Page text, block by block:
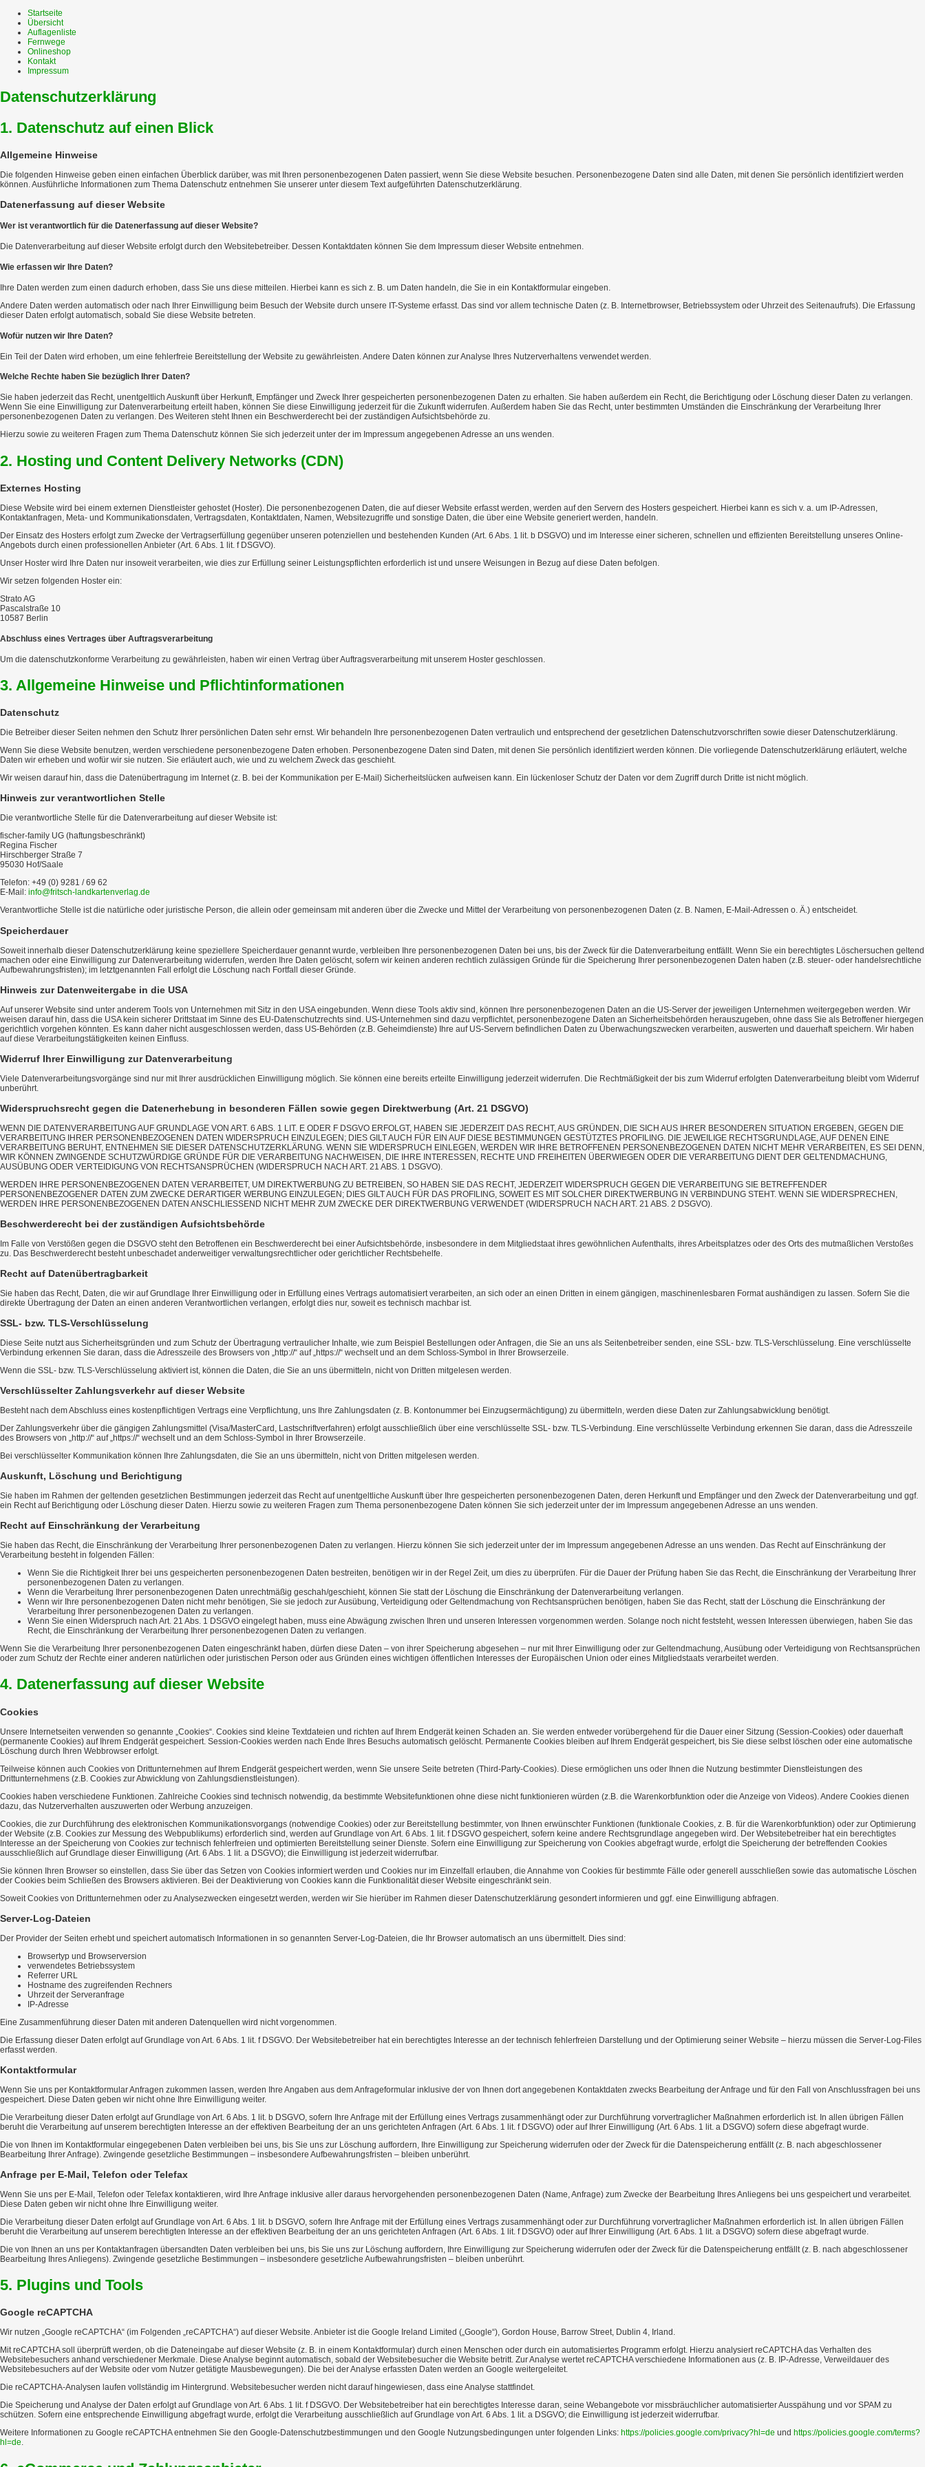
Startseite
Übersicht
Auflagenliste
Fernwege
Onlineshop
Kontakt
Impressum
Datenschutzerklärung
1. Datenschutz auf einen Blick
Allgemeine Hinweise
Die folgenden Hinweise geben einen einfachen Überblick darüber, was mit Ihren personenbezogenen Daten passiert, wenn Sie diese Website besuchen. Personenbezogene Daten sind alle Daten, mit denen Sie persönlich identifiziert werden
können. Ausführliche Informationen zum Thema Datenschutz entnehmen Sie unserer unter diesem Text aufgeführten Datenschutzerklärung.
Datenerfassung auf dieser Website
Wer ist verantwortlich für die Datenerfassung auf dieser Website?
Die Datenverarbeitung auf dieser Website erfolgt durch den Websitebetreiber. Dessen Kontaktdaten können Sie dem Impressum dieser Website entnehmen.
Wie erfassen wir Ihre Daten?
Ihre Daten werden zum einen dadurch erhoben, dass Sie uns diese mitteilen. Hierbei kann es sich z. B. um Daten handeln, die Sie in ein Kontaktformular eingeben.
Andere Daten werden automatisch oder nach Ihrer Einwilligung beim Besuch der Website durch unsere IT-Systeme erfasst. Das sind vor allem technische Daten (z. B. Internetbrowser, Betriebssystem oder Uhrzeit des Seitenaufrufs). Die Erfassung
dieser Daten erfolgt automatisch, sobald Sie diese Website betreten.
Wofür nutzen wir Ihre Daten?
Ein Teil der Daten wird erhoben, um eine fehlerfreie Bereitstellung der Website zu gewährleisten. Andere Daten können zur Analyse Ihres Nutzerverhaltens verwendet werden.
Welche Rechte haben Sie bezüglich Ihrer Daten?
Sie haben jederzeit das Recht, unentgeltlich Auskunft über Herkunft, Empfänger und Zweck Ihrer gespeicherten personenbezogenen Daten zu erhalten. Sie haben außerdem ein Recht, die Berichtigung oder Löschung dieser Daten zu verlangen.
Wenn Sie eine Einwilligung zur Datenverarbeitung erteilt haben, können Sie diese Einwilligung jederzeit für die Zukunft widerrufen. Außerdem haben Sie das Recht, unter bestimmten Umständen die Einschränkung der Verarbeitung Ihrer
personenbezogenen Daten zu verlangen. Des Weiteren steht Ihnen ein Beschwerderecht bei der zuständigen Aufsichtsbehörde zu.
Hierzu sowie zu weiteren Fragen zum Thema Datenschutz können Sie sich jederzeit unter der im Impressum angegebenen Adresse an uns wenden.
2. Hosting und Content Delivery Networks (CDN)
Externes Hosting
Diese Website wird bei einem externen Dienstleister gehostet (Hoster). Die personenbezogenen Daten, die auf dieser Website erfasst werden, werden auf den Servern des Hosters gespeichert. Hierbei kann es sich v. a. um IP-Adressen,
Kontaktanfragen, Meta- und Kommunikationsdaten, Vertragsdaten, Kontaktdaten, Namen, Websitezugriffe und sonstige Daten, die über eine Website generiert werden, handeln.
Der Einsatz des Hosters erfolgt zum Zwecke der Vertragserfüllung gegenüber unseren potenziellen und bestehenden Kunden (Art. 6 Abs. 1 lit. b DSGVO) und im Interesse einer sicheren, schnellen und effizienten Bereitstellung unseres Online-
Angebots durch einen professionellen Anbieter (Art. 6 Abs. 1 lit. f DSGVO).
Unser Hoster wird Ihre Daten nur insoweit verarbeiten, wie dies zur Erfüllung seiner Leistungspflichten erforderlich ist und unsere Weisungen in Bezug auf diese Daten befolgen.
Wir setzen folgenden Hoster ein:
Strato AG
Pascalstraße 10
10587 Berlin
Abschluss eines Vertrages über Auftragsverarbeitung
Um die datenschutzkonforme Verarbeitung zu gewährleisten, haben wir einen Vertrag über Auftragsverarbeitung mit unserem Hoster geschlossen.
3. Allgemeine Hinweise und Pflicht­informationen
Datenschutz
Die Betreiber dieser Seiten nehmen den Schutz Ihrer persönlichen Daten sehr ernst. Wir behandeln Ihre personenbezogenen Daten vertraulich und entsprechend der gesetzlichen Datenschutzvorschriften sowie dieser Datenschutzerklärung.
Wenn Sie diese Website benutzen, werden verschiedene personenbezogene Daten erhoben. Personenbezogene Daten sind Daten, mit denen Sie persönlich identifiziert werden können. Die vorliegende Datenschutzerklärung erläutert, welche
Daten wir erheben und wofür wir sie nutzen. Sie erläutert auch, wie und zu welchem Zweck das geschieht.
Wir weisen darauf hin, dass die Datenübertragung im Internet (z. B. bei der Kommunikation per E-Mail) Sicherheitslücken aufweisen kann. Ein lückenloser Schutz der Daten vor dem Zugriff durch Dritte ist nicht möglich.
Hinweis zur verantwortlichen Stelle
Die verantwortliche Stelle für die Datenverarbeitung auf dieser Website ist:
fischer-family UG (haftungsbeschränkt)
Regina Fischer
Hirschberger Straße 7
95030 Hof/Saale
Telefon: +49 (0) 9281 / 69 62
E-Mail: info@fritsch-landkartenverlag.de
Verantwortliche Stelle ist die natürliche oder juristische Person, die allein oder gemeinsam mit anderen über die Zwecke und Mittel der Verarbeitung von personenbezogenen Daten (z. B. Namen, E-Mail-Adressen o. Ä.) entscheidet.
Speicherdauer
Soweit innerhalb dieser Datenschutzerklärung keine speziellere Speicherdauer genannt wurde, verbleiben Ihre personenbezogenen Daten bei uns, bis der Zweck für die Datenverarbeitung entfällt. Wenn Sie ein berechtigtes Löschersuchen geltend
machen oder eine Einwilligung zur Datenverarbeitung widerrufen, werden Ihre Daten gelöscht, sofern wir keinen anderen rechtlich zulässigen Gründe für die Speicherung Ihrer personenbezogenen Daten haben (z.B. steuer- oder handelsrechtliche
Aufbewahrungsfristen); im letztgenannten Fall erfolgt die Löschung nach Fortfall dieser Gründe.
Hinweis zur Datenweitergabe in die USA
Auf unserer Website sind unter anderem Tools von Unternehmen mit Sitz in den USA eingebunden. Wenn diese Tools aktiv sind, können Ihre personenbezogenen Daten an die US-Server der jeweiligen Unternehmen weitergegeben werden. Wir
weisen darauf hin, dass die USA kein sicherer Drittstaat im Sinne des EU-Datenschutzrechts sind. US-Unternehmen sind dazu verpflichtet, personenbezogene Daten an Sicherheitsbehörden herauszugeben, ohne dass Sie als Betroffener hiergegen
gerichtlich vorgehen könnten. Es kann daher nicht ausgeschlossen werden, dass US-Behörden (z.B. Geheimdienste) Ihre auf US-Servern befindlichen Daten zu Überwachungszwecken verarbeiten, auswerten und dauerhaft speichern. Wir haben
auf diese Verarbeitungstätigkeiten keinen Einfluss.
Widerruf Ihrer Einwilligung zur Datenverarbeitung
Viele Datenverarbeitungsvorgänge sind nur mit Ihrer ausdrücklichen Einwilligung möglich. Sie können eine bereits erteilte Einwilligung jederzeit widerrufen. Die Rechtmäßigkeit der bis zum Widerruf erfolgten Datenverarbeitung bleibt vom Widerruf
unberührt.
Widerspruchsrecht gegen die Datenerhebung in besonderen Fällen sowie gegen Direktwerbung (Art. 21 DSGVO)
WENN DIE DATENVERARBEITUNG AUF GRUNDLAGE VON ART. 6 ABS. 1 LIT. E ODER F DSGVO ERFOLGT, HABEN SIE JEDERZEIT DAS RECHT, AUS GRÜNDEN, DIE SICH AUS IHRER BESONDEREN SITUATION ERGEBEN, GEGEN DIE
VERARBEITUNG IHRER PERSONENBEZOGENEN DATEN WIDERSPRUCH EINZULEGEN; DIES GILT AUCH FÜR EIN AUF DIESE BESTIMMUNGEN GESTÜTZTES PROFILING. DIE JEWEILIGE RECHTSGRUNDLAGE, AUF DENEN EINE
VERARBEITUNG BERUHT, ENTNEHMEN SIE DIESER DATENSCHUTZERKLÄRUNG. WENN SIE WIDERSPRUCH EINLEGEN, WERDEN WIR IHRE BETROFFENEN PERSONENBEZOGENEN DATEN NICHT MEHR VERARBEITEN, ES SEI DENN,
WIR KÖNNEN ZWINGENDE SCHUTZWÜRDIGE GRÜNDE FÜR DIE VERARBEITUNG NACHWEISEN, DIE IHRE INTERESSEN, RECHTE UND FREIHEITEN ÜBERWIEGEN ODER DIE VERARBEITUNG DIENT DER GELTENDMACHUNG,
AUSÜBUNG ODER VERTEIDIGUNG VON RECHTSANSPRÜCHEN (WIDERSPRUCH NACH ART. 21 ABS. 1 DSGVO).
WERDEN IHRE PERSONENBEZOGENEN DATEN VERARBEITET, UM DIREKTWERBUNG ZU BETREIBEN, SO HABEN SIE DAS RECHT, JEDERZEIT WIDERSPRUCH GEGEN DIE VERARBEITUNG SIE BETREFFENDER
PERSONENBEZOGENER DATEN ZUM ZWECKE DERARTIGER WERBUNG EINZULEGEN; DIES GILT AUCH FÜR DAS PROFILING, SOWEIT ES MIT SOLCHER DIREKTWERBUNG IN VERBINDUNG STEHT. WENN SIE WIDERSPRECHEN,
WERDEN IHRE PERSONENBEZOGENEN DATEN ANSCHLIESSEND NICHT MEHR ZUM ZWECKE DER DIREKTWERBUNG VERWENDET (WIDERSPRUCH NACH ART. 21 ABS. 2 DSGVO).
Beschwerde­recht bei der zuständigen Aufsichts­behörde
Im Falle von Verstößen gegen die DSGVO steht den Betroffenen ein Beschwerderecht bei einer Aufsichtsbehörde, insbesondere in dem Mitgliedstaat ihres gewöhnlichen Aufenthalts, ihres Arbeitsplatzes oder des Orts des mutmaßlichen Verstoßes
zu. Das Beschwerderecht besteht unbeschadet anderweitiger verwaltungsrechtlicher oder gerichtlicher Rechtsbehelfe.
Recht auf Daten­übertrag­barkeit
Sie haben das Recht, Daten, die wir auf Grundlage Ihrer Einwilligung oder in Erfüllung eines Vertrags automatisiert verarbeiten, an sich oder an einen Dritten in einem gängigen, maschinenlesbaren Format aushändigen zu lassen. Sofern Sie die
direkte Übertragung der Daten an einen anderen Verantwortlichen verlangen, erfolgt dies nur, soweit es technisch machbar ist.
SSL- bzw. TLS-Verschlüsselung
Diese Seite nutzt aus Sicherheitsgründen und zum Schutz der Übertragung vertraulicher Inhalte, wie zum Beispiel Bestellungen oder Anfragen, die Sie an uns als Seitenbetreiber senden, eine SSL- bzw. TLS-Verschlüsselung. Eine verschlüsselte
Verbindung erkennen Sie daran, dass die Adresszeile des Browsers von „http://“ auf „https://“ wechselt und an dem Schloss-Symbol in Ihrer Browserzeile.
Wenn die SSL- bzw. TLS-Verschlüsselung aktiviert ist, können die Daten, die Sie an uns übermitteln, nicht von Dritten mitgelesen werden.
Verschlüsselter Zahlungsverkehr auf dieser Website
Besteht nach dem Abschluss eines kostenpflichtigen Vertrags eine Verpflichtung, uns Ihre Zahlungsdaten (z. B. Kontonummer bei Einzugsermächtigung) zu übermitteln, werden diese Daten zur Zahlungsabwicklung benötigt.
Der Zahlungsverkehr über die gängigen Zahlungsmittel (Visa/MasterCard, Lastschriftverfahren) erfolgt ausschließlich über eine verschlüsselte SSL- bzw. TLS-Verbindung. Eine verschlüsselte Verbindung erkennen Sie daran, dass die Adresszeile
des Browsers von „http://“ auf „https://“ wechselt und an dem Schloss-Symbol in Ihrer Browserzeile.
Bei verschlüsselter Kommunikation können Ihre Zahlungsdaten, die Sie an uns übermitteln, nicht von Dritten mitgelesen werden.
Auskunft, Löschung und Berichtigung
Sie haben im Rahmen der geltenden gesetzlichen Bestimmungen jederzeit das Recht auf unentgeltliche Auskunft über Ihre gespeicherten personenbezogenen Daten, deren Herkunft und Empfänger und den Zweck der Datenverarbeitung und ggf.
ein Recht auf Berichtigung oder Löschung dieser Daten. Hierzu sowie zu weiteren Fragen zum Thema personenbezogene Daten können Sie sich jederzeit unter der im Impressum angegebenen Adresse an uns wenden.
Recht auf Einschränkung der Verarbeitung
Sie haben das Recht, die Einschränkung der Verarbeitung Ihrer personenbezogenen Daten zu verlangen. Hierzu können Sie sich jederzeit unter der im Impressum angegebenen Adresse an uns wenden. Das Recht auf Einschränkung der
Verarbeitung besteht in folgenden Fällen:
Wenn Sie die Richtigkeit Ihrer bei uns gespeicherten personenbezogenen Daten bestreiten, benötigen wir in der Regel Zeit, um dies zu überprüfen. Für die Dauer der Prüfung haben Sie das Recht, die Einschränkung der Verarbeitung Ihrer
personenbezogenen Daten zu verlangen.
Wenn die Verarbeitung Ihrer personenbezogenen Daten unrechtmäßig geschah/geschieht, können Sie statt der Löschung die Einschränkung der Datenverarbeitung verlangen.
Wenn wir Ihre personenbezogenen Daten nicht mehr benötigen, Sie sie jedoch zur Ausübung, Verteidigung oder Geltendmachung von Rechtsansprüchen benötigen, haben Sie das Recht, statt der Löschung die Einschränkung der
Verarbeitung Ihrer personenbezogenen Daten zu verlangen.
Wenn Sie einen Widerspruch nach Art. 21 Abs. 1 DSGVO eingelegt haben, muss eine Abwägung zwischen Ihren und unseren Interessen vorgenommen werden. Solange noch nicht feststeht, wessen Interessen überwiegen, haben Sie das
Recht, die Einschränkung der Verarbeitung Ihrer personenbezogenen Daten zu verlangen.
Wenn Sie die Verarbeitung Ihrer personenbezogenen Daten eingeschränkt haben, dürfen diese Daten – von ihrer Speicherung abgesehen – nur mit Ihrer Einwilligung oder zur Geltendmachung, Ausübung oder Verteidigung von Rechtsansprüchen
oder zum Schutz der Rechte einer anderen natürlichen oder juristischen Person oder aus Gründen eines wichtigen öffentlichen Interesses der Europäischen Union oder eines Mitgliedstaats verarbeitet werden.
4. Datenerfassung auf dieser Website
Cookies
Unsere Internetseiten verwenden so genannte „Cookies“. Cookies sind kleine Textdateien und richten auf Ihrem Endgerät keinen Schaden an. Sie werden entweder vorübergehend für die Dauer einer Sitzung (Session-Cookies) oder dauerhaft
(permanente Cookies) auf Ihrem Endgerät gespeichert. Session-Cookies werden nach Ende Ihres Besuchs automatisch gelöscht. Permanente Cookies bleiben auf Ihrem Endgerät gespeichert, bis Sie diese selbst löschen oder eine automatische
Löschung durch Ihren Webbrowser erfolgt.
Teilweise können auch Cookies von Drittunternehmen auf Ihrem Endgerät gespeichert werden, wenn Sie unsere Seite betreten (Third-Party-Cookies). Diese ermöglichen uns oder Ihnen die Nutzung bestimmter Dienstleistungen des
Drittunternehmens (z.B. Cookies zur Abwicklung von Zahlungsdienstleistungen).
Cookies haben verschiedene Funktionen. Zahlreiche Cookies sind technisch notwendig, da bestimmte Websitefunktionen ohne diese nicht funktionieren würden (z.B. die Warenkorbfunktion oder die Anzeige von Videos). Andere Cookies dienen
dazu, das Nutzerverhalten auszuwerten oder Werbung anzuzeigen.
Cookies, die zur Durchführung des elektronischen Kommunikationsvorgangs (notwendige Cookies) oder zur Bereitstellung bestimmter, von Ihnen erwünschter Funktionen (funktionale Cookies, z. B. für die Warenkorbfunktion) oder zur Optimierung
der Website (z.B. Cookies zur Messung des Webpublikums) erforderlich sind, werden auf Grundlage von Art. 6 Abs. 1 lit. f DSGVO gespeichert, sofern keine andere Rechtsgrundlage angegeben wird. Der Websitebetreiber hat ein berechtigtes
Interesse an der Speicherung von Cookies zur technisch fehlerfreien und optimierten Bereitstellung seiner Dienste. Sofern eine Einwilligung zur Speicherung von Cookies abgefragt wurde, erfolgt die Speicherung der betreffenden Cookies
ausschließlich auf Grundlage dieser Einwilligung (Art. 6 Abs. 1 lit. a DSGVO); die Einwilligung ist jederzeit widerrufbar.
Sie können Ihren Browser so einstellen, dass Sie über das Setzen von Cookies informiert werden und Cookies nur im Einzelfall erlauben, die Annahme von Cookies für bestimmte Fälle oder generell ausschließen sowie das automatische Löschen
der Cookies beim Schließen des Browsers aktivieren. Bei der Deaktivierung von Cookies kann die Funktionalität dieser Website eingeschränkt sein.
Soweit Cookies von Drittunternehmen oder zu Analysezwecken eingesetzt werden, werden wir Sie hierüber im Rahmen dieser Datenschutzerklärung gesondert informieren und ggf. eine Einwilligung abfragen.
Server-Log-Dateien
Der Provider der Seiten erhebt und speichert automatisch Informationen in so genannten Server-Log-Dateien, die Ihr Browser automatisch an uns übermittelt. Dies sind:
Browsertyp und Browserversion
verwendetes Betriebssystem
Referrer URL
Hostname des zugreifenden Rechners
Uhrzeit der Serveranfrage
IP-Adresse
Eine Zusammenführung dieser Daten mit anderen Datenquellen wird nicht vorgenommen.
Die Erfassung dieser Daten erfolgt auf Grundlage von Art. 6 Abs. 1 lit. f DSGVO. Der Websitebetreiber hat ein berechtigtes Interesse an der technisch fehlerfreien Darstellung und der Optimierung seiner Website – hierzu müssen die Server-Log-Files
erfasst werden.
Kontaktformular
Wenn Sie uns per Kontaktformular Anfragen zukommen lassen, werden Ihre Angaben aus dem Anfrageformular inklusive der von Ihnen dort angegebenen Kontaktdaten zwecks Bearbeitung der Anfrage und für den Fall von Anschlussfragen bei uns
gespeichert. Diese Daten geben wir nicht ohne Ihre Einwilligung weiter.
Die Verarbeitung dieser Daten erfolgt auf Grundlage von Art. 6 Abs. 1 lit. b DSGVO, sofern Ihre Anfrage mit der Erfüllung eines Vertrags zusammenhängt oder zur Durchführung vorvertraglicher Maßnahmen erforderlich ist. In allen übrigen Fällen
beruht die Verarbeitung auf unserem berechtigten Interesse an der effektiven Bearbeitung der an uns gerichteten Anfragen (Art. 6 Abs. 1 lit. f DSGVO) oder auf Ihrer Einwilligung (Art. 6 Abs. 1 lit. a DSGVO) sofern diese abgefragt wurde.
Die von Ihnen im Kontaktformular eingegebenen Daten verbleiben bei uns, bis Sie uns zur Löschung auffordern, Ihre Einwilligung zur Speicherung widerrufen oder der Zweck für die Datenspeicherung entfällt (z. B. nach abgeschlossener
Bearbeitung Ihrer Anfrage). Zwingende gesetzliche Bestimmungen – insbesondere Aufbewahrungsfristen – bleiben unberührt.
Anfrage per E-Mail, Telefon oder Telefax
Wenn Sie uns per E-Mail, Telefon oder Telefax kontaktieren, wird Ihre Anfrage inklusive aller daraus hervorgehenden personenbezogenen Daten (Name, Anfrage) zum Zwecke der Bearbeitung Ihres Anliegens bei uns gespeichert und verarbeitet.
Diese Daten geben wir nicht ohne Ihre Einwilligung weiter.
Die Verarbeitung dieser Daten erfolgt auf Grundlage von Art. 6 Abs. 1 lit. b DSGVO, sofern Ihre Anfrage mit der Erfüllung eines Vertrags zusammenhängt oder zur Durchführung vorvertraglicher Maßnahmen erforderlich ist. In allen übrigen Fällen
beruht die Verarbeitung auf unserem berechtigten Interesse an der effektiven Bearbeitung der an uns gerichteten Anfragen (Art. 6 Abs. 1 lit. f DSGVO) oder auf Ihrer Einwilligung (Art. 6 Abs. 1 lit. a DSGVO) sofern diese abgefragt wurde.
Die von Ihnen an uns per Kontaktanfragen übersandten Daten verbleiben bei uns, bis Sie uns zur Löschung auffordern, Ihre Einwilligung zur Speicherung widerrufen oder der Zweck für die Datenspeicherung entfällt (z. B. nach abgeschlossener
Bearbeitung Ihres Anliegens). Zwingende gesetzliche Bestimmungen – insbesondere gesetzliche Aufbewahrungsfristen – bleiben unberührt.
5. Plugins und Tools
Google reCAPTCHA
Wir nutzen „Google reCAPTCHA“ (im Folgenden „reCAPTCHA“) auf dieser Website. Anbieter ist die Google Ireland Limited („Google“), Gordon House, Barrow Street, Dublin 4, Irland.
Mit reCAPTCHA soll überprüft werden, ob die Dateneingabe auf dieser Website (z. B. in einem Kontaktformular) durch einen Menschen oder durch ein automatisiertes Programm erfolgt. Hierzu analysiert reCAPTCHA das Verhalten des
Websitebesuchers anhand verschiedener Merkmale. Diese Analyse beginnt automatisch, sobald der Websitebesucher die Website betritt. Zur Analyse wertet reCAPTCHA verschiedene Informationen aus (z. B. IP-Adresse, Verweildauer des
Websitebesuchers auf der Website oder vom Nutzer getätigte Mausbewegungen). Die bei der Analyse erfassten Daten werden an Google weitergeleitet.
Die reCAPTCHA-Analysen laufen vollständig im Hintergrund. Websitebesucher werden nicht darauf hingewiesen, dass eine Analyse stattfindet.
Die Speicherung und Analyse der Daten erfolgt auf Grundlage von Art. 6 Abs. 1 lit. f DSGVO. Der Websitebetreiber hat ein berechtigtes Interesse daran, seine Webangebote vor missbräuchlicher automatisierter Ausspähung und vor SPAM zu
schützen. Sofern eine entsprechende Einwilligung abgefragt wurde, erfolgt die Verarbeitung ausschließlich auf Grundlage von Art. 6 Abs. 1 lit. a DSGVO; die Einwilligung ist jederzeit widerrufbar.
Weitere Informationen zu Google reCAPTCHA entnehmen Sie den Google-Datenschutzbestimmungen und den Google Nutzungsbedingungen unter folgenden Links: https://policies.google.com/privacy?hl=de und https://policies.google.com/terms?
hl=de.